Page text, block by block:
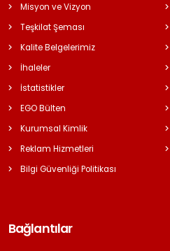
Misyon ve Vizyon
Teşkilat Şeması
Kalite Belgelerimiz
İhaleler
İstatistikler
EGO Bülten
Kurumsal Kimlik
Reklam Hizmetleri
Bilgi Güvenliği Politikası
Bağlantılar